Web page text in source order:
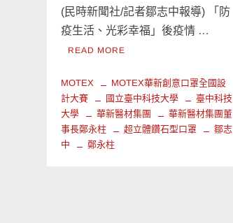
(民時新聞社/記者鄒志中報導) 「防
疫生活、光彩幸福」後疫情 …
READ MORE
MOTEX
MOTEX華新創意口罩全國設
計大賽
國立臺中科技大學
臺中科技
大學
華新醫材集團
華新醫材集團董
事長鄭永柱
超立體鑽石型口罩
鄒志
中
鄭永柱